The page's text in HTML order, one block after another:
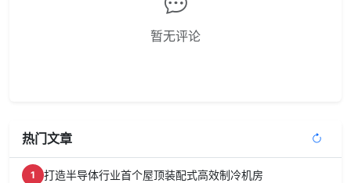
暂无评论
热门文章
1 打造半导体行业首个屋顶装配式高效制冷机房